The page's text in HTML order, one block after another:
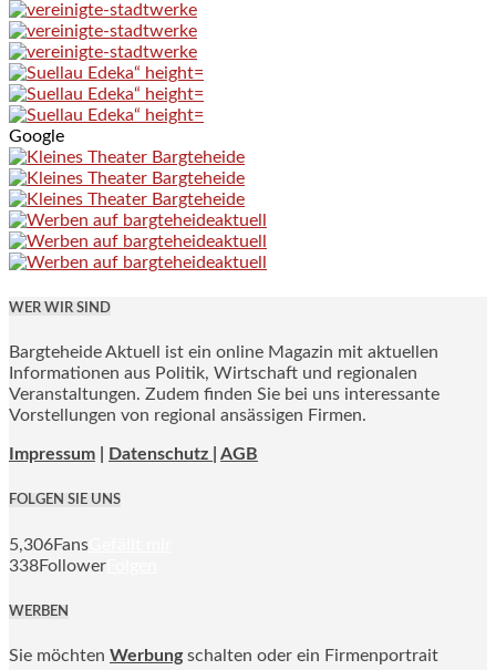
Google
WER WIR SIND
Bargteheide Aktuell ist ein online Magazin mit aktuellen
Informationen aus Politik, Wirtschaft und regionalen
Veranstaltungen. Zudem finden Sie bei uns interessante
Vorstellungen von regional ansässigen Firmen.
Impressum Datenschutz | AGB
FOLGEN SIE UNS
5,306Fans
338Follower
WERBEN
Sie möchten Werbung schalten oder ein Firmenportrait